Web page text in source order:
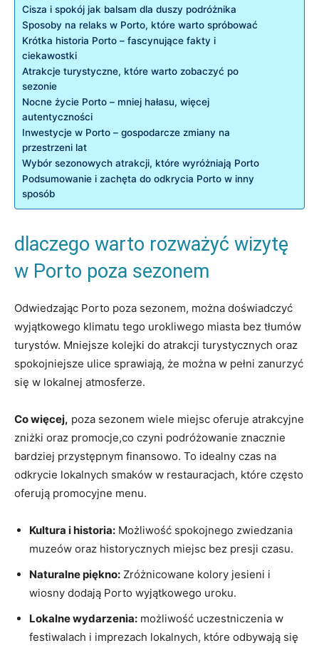
Cisza i⁢ spokój jak balsam ⁤dla duszy⁤ podróżnika
Sposoby na relaks​ w Porto, które warto ⁢spróbować
Krótka⁤ historia Porto​ – fascynujące fakty i
ciekawostki
Atrakcje turystyczne, które warto zobaczyć po
sezonie
Nocne życie Porto ⁤– mniej hałasu, więcej
autentyczności
Inwestycje​ w Porto – gospodarcze zmiany⁢ na
przestrzeni lat
Wybór sezonowych atrakcji, które ‍wyróżniają Porto
Podsumowanie i‌ zachęta do odkrycia Porto w inny
sposób
dlaczego warto rozważyć wizytę
w Porto poza sezonem
Odwiedzając Porto poza sezonem, można doświadczyć
wyjątkowego klimatu tego urokliwego​ miasta ‌bez ⁢tłumów
turystów. ‌Mniejsze kolejki do atrakcji ‍turystycznych oraz
spokojniejsze ulice sprawiają, że ​można w pełni zanurzyć
się w lokalnej‌ atmosferze.
Co więcej, poza sezonem ‍wiele miejsc oferuje⁣ atrakcyjne
zniżki oraz promocje,co czyni podróżowanie znacznie
bardziej przystępnym finansowo. To idealny czas na​
odkrycie lokalnych‍ smaków w restauracjach, które ⁣często
oferują promocyjne ‌menu.
Kultura i ⁢historia: Możliwość spokojnego zwiedzania
muzeów oraz historycznych miejsc bez ⁣presji​ czasu.
Naturalne piękno: Zróżnicowane kolory jesieni i
‍wiosny dodają Porto wyjątkowego uroku.
Lokalne wydarzenia: możliwość uczestniczenia w‍
festiwalach i imprezach lokalnych,​ które odbywają się